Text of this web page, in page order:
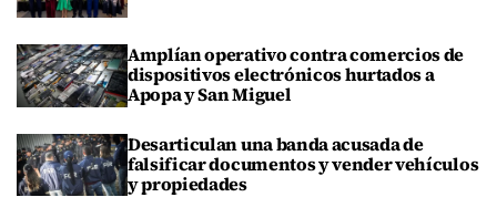
Amplían operativo contra comercios de
dispositivos electrónicos hurtados a
Apopa y San Miguel
Desarticulan una banda acusada de
falsificar documentos y vender vehículos
y propiedades